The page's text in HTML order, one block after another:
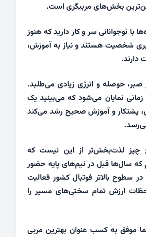
بخش‌های مربیگری است.
با نوجوانانی سر و کار دارید که هنوز
شخصیت هستند و نیاز به آموزش،
دارند.
صبر، حوصله و انرژی زیادی می‌طلبد.
زمانی نمایان می‌شود که می‌بینید یک
پشتکار و آموزش صحیح رشد می‌کند
چیز لذت‌بخش‌تر از این نیست که
که سال‌ها قبل در تیم‌های پایه حضور
سطوح بالاتر فوتبال کشور فعالیت
ارزش تمام سختی‌های مسیر را
موفق به کسب عنوان بهترین مربی